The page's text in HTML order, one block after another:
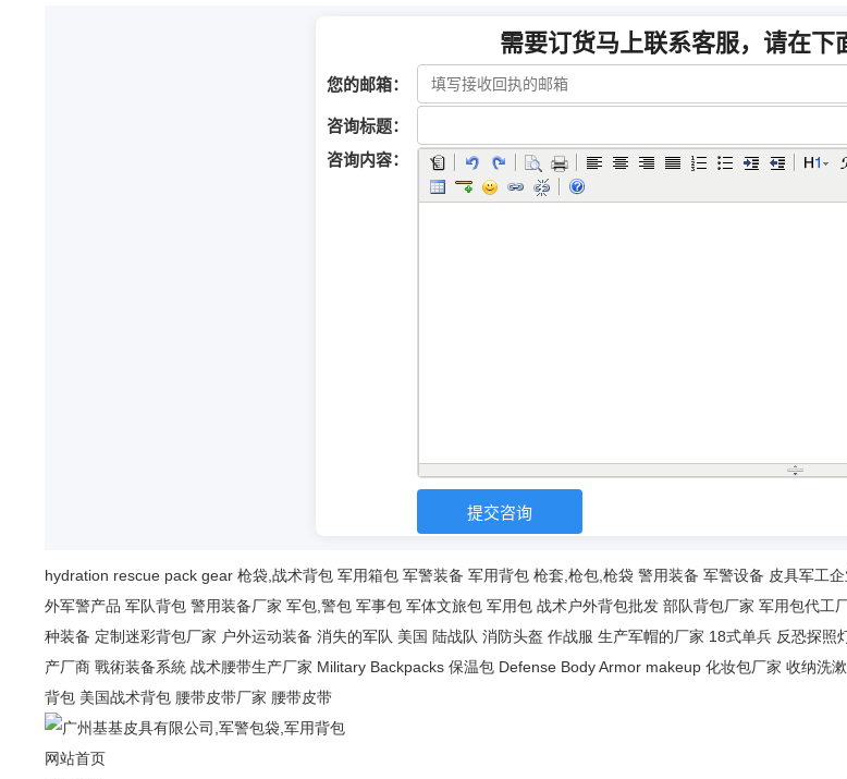
hydration rescue pack gear 枪袋,战术背包 军用箱包 军警装备 军用背包 枪套,枪包,枪袋 警用装备 军警设备 皮具军工
外军警产品 军队背包 警用装备厂家 军包,警包 军事包 军体文旅包 军用包 战术户外背包批发 部队背包厂家 军用包代工
种装备 定制迷彩背包厂家 户外运动装备 消失的军队 美国 陆战队 消防头盔 作战服 生产军帽的厂家 18式单兵 反恐探照
产厂商 戰術装备系統 战术腰带生产厂家 Military Backpacks 保温包 Defense Body Armor makeup 化妆包厂家 收纳洗
背包 美国战术背包 腰带皮带厂家 腰带皮带
网站首页